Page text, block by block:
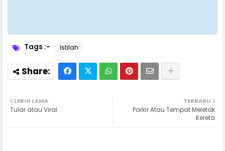
Tags :- Istilah
TERBARU
Parkir Atau Tempat Meletak
Kereta
LEBIH LAMA
Tular atau Viral